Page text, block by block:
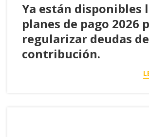
Ya están disponibles
planes de pago 2026
regularizar deudas de
contribución.